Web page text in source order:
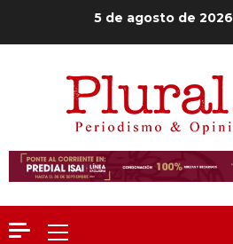
5 de agosto de 2026
Menú